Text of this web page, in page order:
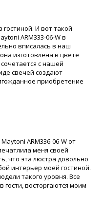
И вот такой
ARM333-06-W в
вписалась в наш
изготовлена в цвете
с нашей
свечей создают
приобретение
ARM336-06-W от
меня своей
что эта люстра довольно
интерьер моей гостиной.
такого уровня. Все
гости, восторгаются моим